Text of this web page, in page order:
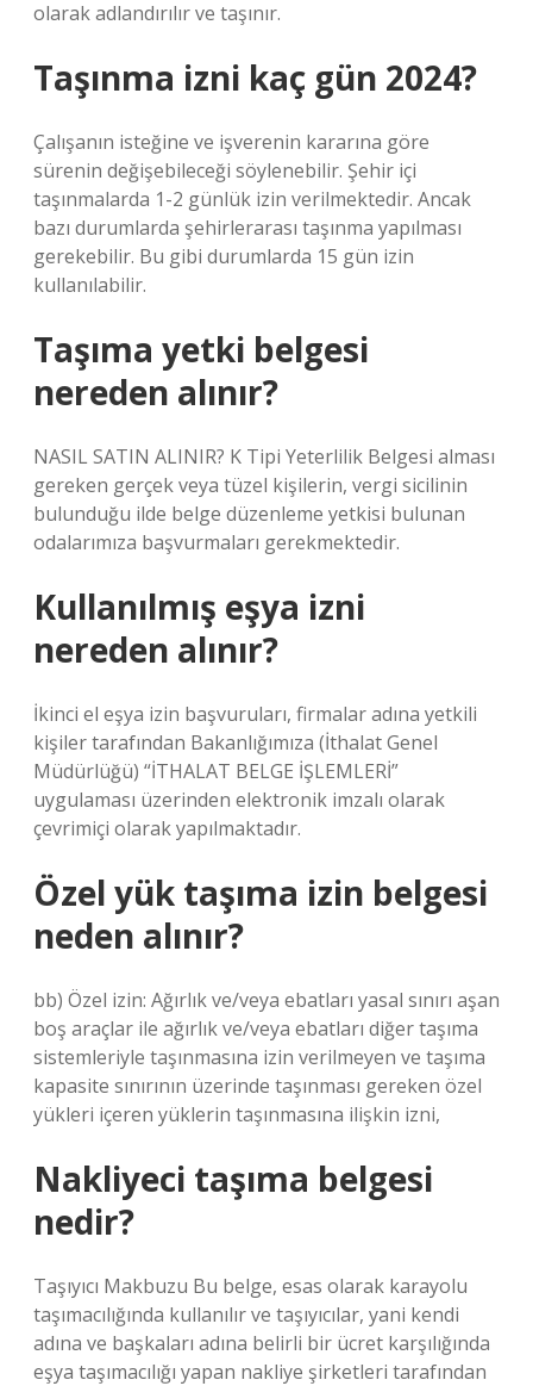
olarak adlandırılır ve taşınır.
Taşınma izni kaç gün 2024?
Çalışanın isteğine ve işverenin kararına göre
sürenin değişebileceği söylenebilir. Şehir içi
taşınmalarda 1-2 günlük izin verilmektedir. Ancak
bazı durumlarda şehirlerarası taşınma yapılması
gerekebilir. Bu gibi durumlarda 15 gün izin
kullanılabilir.
Taşıma yetki belgesi
nereden alınır?
NASIL SATIN ALINIR? K Tipi Yeterlilik Belgesi alması
gereken gerçek veya tüzel kişilerin, vergi sicilinin
bulunduğu ilde belge düzenleme yetkisi bulunan
odalarımıza başvurmaları gerekmektedir.
Kullanılmış eşya izni
nereden alınır?
İkinci el eşya izin başvuruları, firmalar adına yetkili
kişiler tarafından Bakanlığımıza (İthalat Genel
Müdürlüğü) “İTHALAT BELGE İŞLEMLERİ”
uygulaması üzerinden elektronik imzalı olarak
çevrimiçi olarak yapılmaktadır.
Özel yük taşıma izin belgesi
neden alınır?
bb) Özel izin: Ağırlık ve/veya ebatları yasal sınırı aşan
boş araçlar ile ağırlık ve/veya ebatları diğer taşıma
sistemleriyle taşınmasına izin verilmeyen ve taşıma
kapasite sınırının üzerinde taşınması gereken özel
yükleri içeren yüklerin taşınmasına ilişkin izni,
Nakliyeci taşıma belgesi
nedir?
Taşıyıcı Makbuzu Bu belge, esas olarak karayolu
taşımacılığında kullanılır ve taşıyıcılar, yani kendi
adına ve başkaları adına belirli bir ücret karşılığında
eşya taşımacılığı yapan nakliye şirketleri tarafından